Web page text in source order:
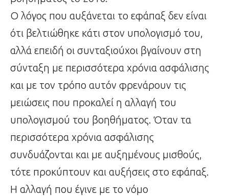
Ο λόγος που αυξάνεται το εφάπαξ δεν είναι
ότι βελτιώθηκε κάτι στον υπολογισμό του,
αλλά επειδή οι συνταξιούχοι βγαίνουν στη
σύνταξη με περισσότερα χρόνια ασφάλισης
και με τον τρόπο αυτόν φρενάρουν τις
μειώσεις που προκαλεί η αλλαγή του
υπολογισμού του βοηθήματος. Όταν τα
περισσότερα χρόνια ασφάλισης
συνδυάζονται και με αυξημένους μισθούς,
τότε προκύπτουν και αυξήσεις στο εφάπαξ.
Η αλλαγή που έγινε με το νόμο